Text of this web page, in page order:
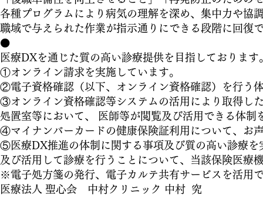
各種プログラムにより病気の理解を深め、集中力や協
職域で与えられた作業が指示通りにできる段階に回復
⚫️
医療DXを通じた質の高い診療提供を目指しております
①オンライン請求を実施しています。
②電子資格確認（以下、オンライン資格確認）を行う
③オンライン資格確認等システムの活用により取得し
処置室等において、 医師等が閲覧及び活用できる体制
④マイナンバーカードの健康保険証利用について、お
⑤医療DX推進の体制に関する事項及び質の高い診療を
及び活用して診療を行うことについて、当該保険医療
※電子処方箋の発行、電子カルテ共有サービスを活用
医療法人 聖心会 中村クリニック 中村 究